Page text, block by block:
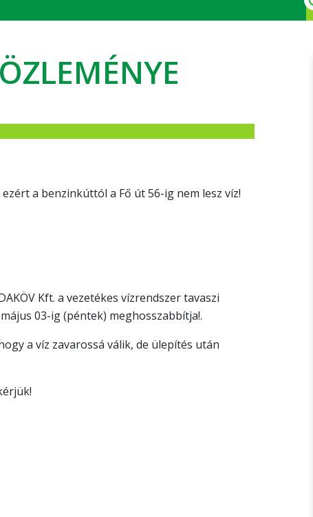
a benzinkúttól a Fő út 56-ig nem lesz víz!
Kft. a vezetékes vízrendszer tavaszi
03-ig (péntek) meghosszabbítja!.
a víz zavarossá válik, de ülepítés után